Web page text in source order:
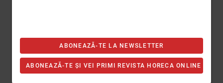
ABONEAZĂ-TE LA NEWSLETTER
ABONEAZĂ-TE ȘI VEI PRIMI REVISTA HORECA ONLINE